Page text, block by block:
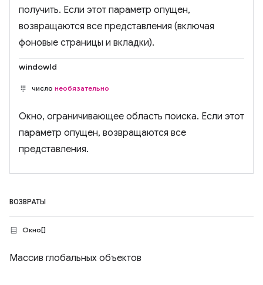
получить. Если этот параметр опущен,
возвращаются все представления (включая
фоновые страницы и вкладки).
windowId
число необязательно
Окно, ограничивающее область поиска. Если этот
параметр опущен, возвращаются все
представления.
ВОЗВРАТЫ
Окно[]
Массив глобальных объектов